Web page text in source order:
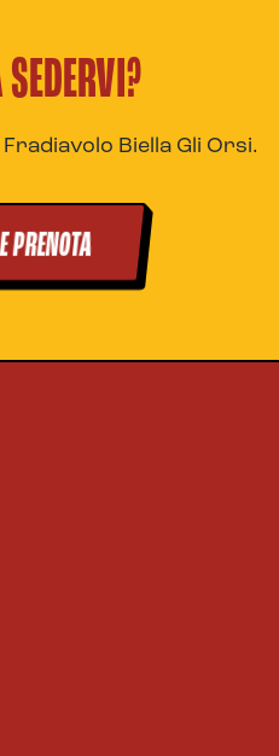
Biella Gli Orsi.
PRENOTA